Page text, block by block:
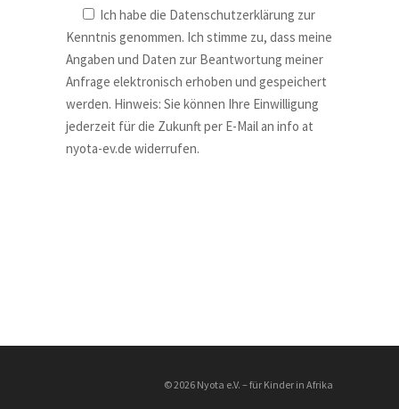
Ich habe die Datenschutzerklärung zur
Kenntnis genommen. Ich stimme zu, dass meine
Angaben und Daten zur Beantwortung meiner
Anfrage elektronisch erhoben und gespeichert
werden. Hinweis: Sie können Ihre Einwilligung
jederzeit für die Zukunft per E-Mail an info at
nyota-ev.de widerrufen.
© 2026 Nyota e.V. – für Kinder in Afrika